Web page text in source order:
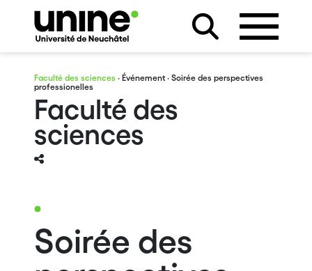
Faculté des sciences · Événement· Soirée des perspectives
professionelles
Faculté des
sciences
Soirée des